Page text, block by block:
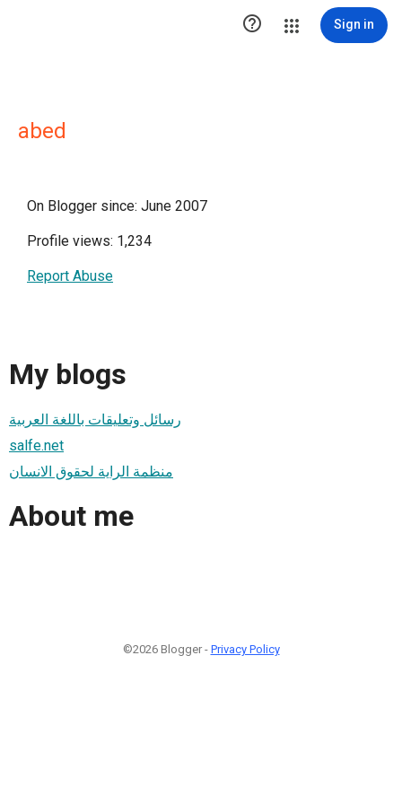
 Sign in
abed
On Blogger since: June 2007
Profile views: 1,234
Report Abuse
My blogs
رسائل وتعليقات باللغة العربية
salfe.net
منظمة الراية لحقوق الانسان
About me
©2026 Blogger - Privacy Policy